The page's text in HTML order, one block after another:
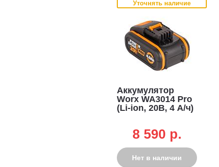
Уточнять наличие
Аккумулятор
Worx WA3014 Pro
(Li-ion, 20В, 4 А/ч)
8 590 p.
Нет в наличии